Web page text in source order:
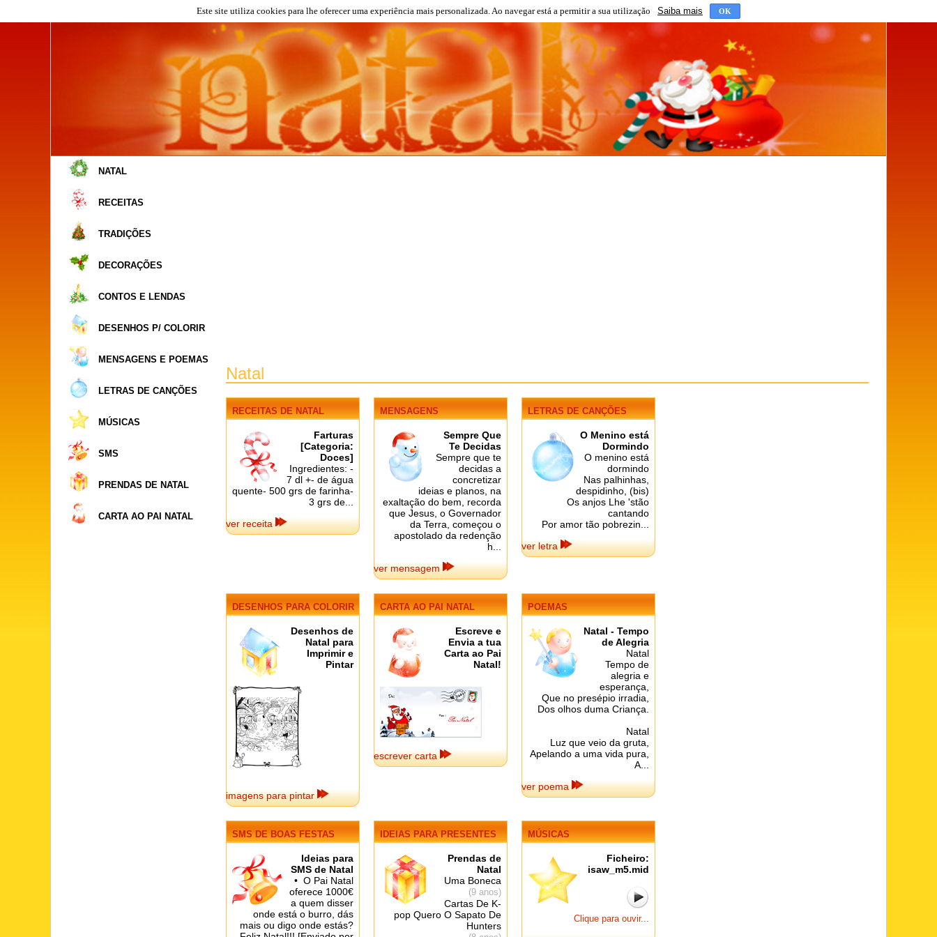
Este site utiliza cookies para lhe oferecer uma experiência mais personalizada. Ao navegar está a permitir a sua utilização Saiba mais OK
NATAL
RECEITAS
TRADIÇÕES
DECORAÇÕES
CONTOS E LENDAS
DESENHOS P/ COLORIR
MENSAGENS E POEMAS
LETRAS DE CANÇÕES
MÚSICAS
SMS
PRENDAS DE NATAL
CARTA AO PAI NATAL
Natal
RECEITASDE NATAL
Farturas
[Categoria:
Doces]
Ingredientes: -
7 dl +- de água
quente- 500 grs de farinha-
3 grs de...
ver receita
MENSAGENS
Sempre Que
Te Decidas
Sempre que te
decidas a
concretizar
ideias e planos, na
exaltação do bem, recorda
que Jesus, o Governador
da Terra, começou o
apostolado da redenção
h...
ver mensagem
LETRAS DE CANÇÕES
O Menino está
Dormindo
O menino está
dormindo
Nas palhinhas,
despidinho, (bis)
Os anjos Lhe 'stão
cantando
Por amor tão pobrezin...
ver letra
DESENHOSPARA COLORIR
Desenhos de
Natal para
Imprimir e
Pintar
imagens para pintar
CARTA AO PAI NATAL
Escreve e
Envia a tua
Carta ao Pai
Natal!
escrever carta
POEMAS
Natal - Tempo
de Alegria
Natal
Tempo de
alegria e
esperança,
Que no presépio irradia,
Dos olhos duma Criança.
Natal
Luz que veio da gruta,
Apelando a uma vida pura,
A...
ver poema
SMS DE BOAS FESTAS
Ideias para
SMS de Natal
• O Pai Natal
oferece 1000€
a quem disser
onde está o burro, dás
mais ou digo onde estás?
IDEIAS PARAPRESENTES
Prendas de
Natal
Uma Boneca
(9 anos)
Cartas De K-
pop Quero O Sapato De
Hunters
MÚSICAS
Ficheiro:
isaw_m5.mid
Clique para ouvir...